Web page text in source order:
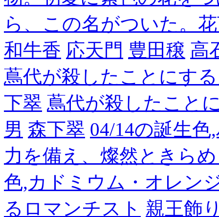
ら、この名がついた。
和牛香 応天門 豊田穣 高
蔦代が殺したことにす
下翠 蔦代が殺したこと
男 森下翠 04/14の誕生
力を備え、燦然ときら
色,カドミウム・オレン
るロマンチスト 親王飾